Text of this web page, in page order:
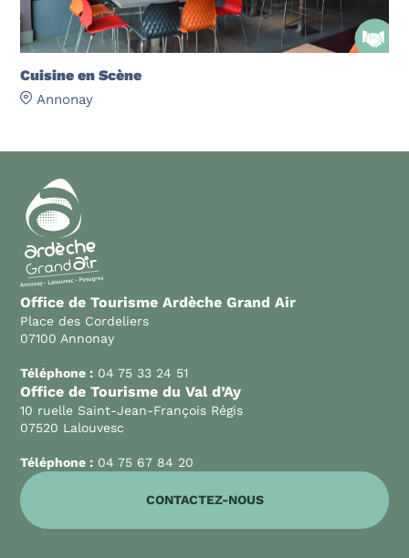
Cuisine en Scène
Annonay
Office de Tourisme Ardèche Grand Air
Place des Cordeliers
07100 Annonay
Téléphone : 04 75 33 24 51
Office de Tourisme du Val d’Ay
10 ruelle Saint-Jean-François Régis
07520 Lalouvesc
Téléphone : 04 75 67 84 20
CONTACTEZ-NOUS